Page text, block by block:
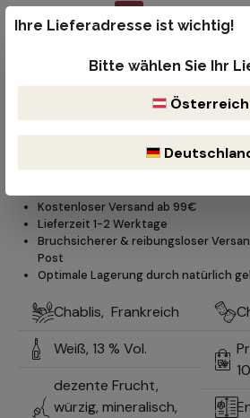
€ 29,70
€ 33,00
Preise inkl. MwSt. zzgl. Versandkosten
Sofort verfügbar, Lieferzeit: 1-2
In den
Kostenloser Versand ab 99€
Lieferzeit 1-2 Werktage
Bruchsicherer & reibungsloser
Post
Optimale Lagerung durch natürlich
Chablis, Frankreich
Weiß, 13 % Vol.
dezente Frucht,
würzig, mineralisch,
Ihre Lieferadresse ist wichtig!
Bitte wählen Sie Ihr
Österreich